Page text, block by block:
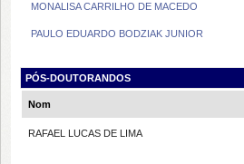
MONALISA CARRILHO DE MACEDO
PAULO EDUARDO BODZIAK JUNIOR
PÓS-DOUTORANDOS
Nom
RAFAEL LUCAS DE LIMA